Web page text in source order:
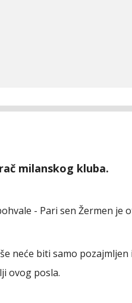
milanskog kluba.
- Pari sen Žermen je
neće biti samo
ovog posla.